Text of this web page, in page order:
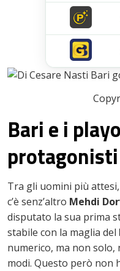
Bari e i
Tra gli uomini più
c’è senz’altro Mehdi
disputato la sua prima
stabile con la maglia del
numerico, ma non solo,
modi. Questo però non